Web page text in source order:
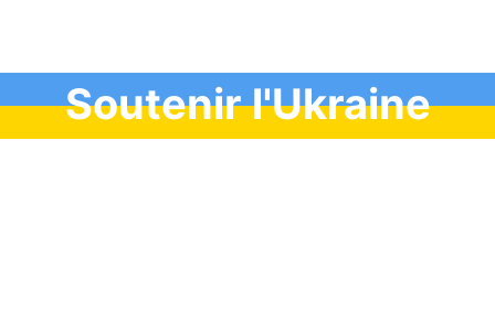
Soutenir l'Ukraine